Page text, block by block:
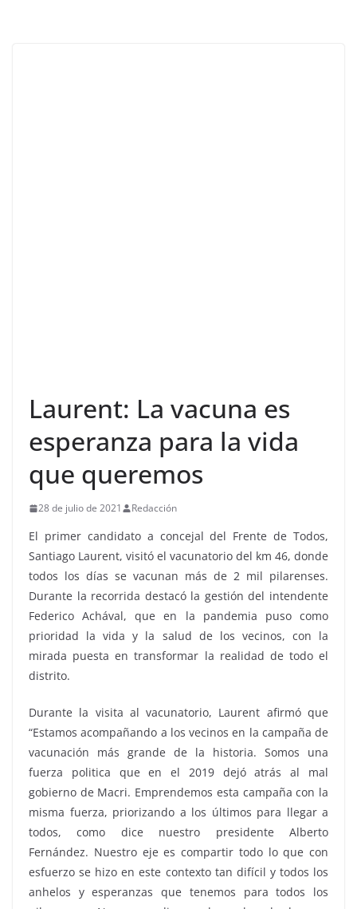
Laurent: La vacuna es
esperanza para la vida
que queremos
28 de julio de 2021 Redacción
El primer candidato a concejal del Frente de Todos,
Santiago Laurent, visitó el vacunatorio del km 46, donde
todos los días se vacunan más de 2 mil pilarenses.
Durante la recorrida destacó la gestión del intendente
Federico Achával, que en la pandemia puso como
prioridad la vida y la salud de los vecinos, con la
mirada puesta en transformar la realidad de todo el
distrito.
Durante la visita al vacunatorio, Laurent afirmó que
“Estamos acompañando a los vecinos en la campaña de
vacunación más grande de la historia. Somos una
fuerza politica que en el 2019 dejó atrás al mal
gobierno de Macri. Emprendemos esta campaña con la
misma fuerza, priorizando a los últimos para llegar a
todos, como dice nuestro presidente Alberto
Fernández. Nuestro eje es compartir todo lo que con
esfuerzo se hizo en este contexto tan difícil y todos los
anhelos y esperanzas que tenemos para todos los